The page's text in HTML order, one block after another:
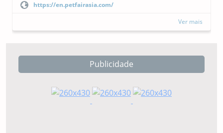
https://en.petfairasia.com/
Ver mais
Publicidade